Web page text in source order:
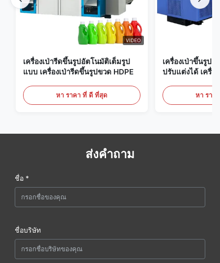
VIDEO
เครื่องเป่ารีดขึ้นรูปอัตโนมัติเต็มรูป
แบบ เครื่องเป่ารีดขึ้นรูปขวด HDPE
หา ราคา ที่ ดี ที่สุด
เครื่องเป่าขึ้นรูป
ปรับแต่งได้ เครื่อ
หา ราค
ส่งคำถาม
ชื่อ *
ชื่อบริษัท